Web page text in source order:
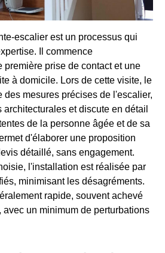
escalier est un processus qui
Il commence
première prise de contact et une
à domicile. Lors de cette visite, le
des mesures précises de l'escalier,
et discute en détail
de la personne âgée et de sa
d'élaborer une proposition
détaillé, sans engagement.
l'installation est réalisée par
minimisant les désagréments.
rapide, souvent achevé
un minimum de perturbations